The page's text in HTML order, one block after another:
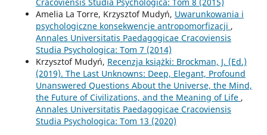
Amelia La Torre, Krzysztof Mudyń, Uwarunkowania i
psychologiczne konsekwencje antropomorfizacji ,
Annales Universitatis Paedagogicae Cracoviensis
Studia Psychologica: Tom 7 (2014)
Krzysztof Mudyń, Recenzja książki: Brockman, J. (Ed.)
(2019). The Last Unknowns: Deep, Elegant, Profound
Unanswered Questions About the Universe, the Mind,
the Future of Civilizations, and the Meaning of Life ,
Annales Universitatis Paedagogicae Cracoviensis
Studia Psychologica: Tom 13 (2020)